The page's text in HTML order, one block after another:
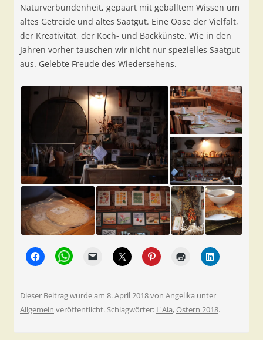
Naturverbundenheit, gepaart mit geballtem Wissen um
altes Getreide und altes Saatgut. Eine Oase der Vielfalt,
der Kreativität, der Koch- und Backkünste. Wie in den
Jahren vorher tauschen wir nicht nur spezielles Saatgut
aus. Gelebte Freude des Wiedersehens.
Dieser Beitrag wurde am 8. April 2018von Angelika unter
Allgemein veröffentlicht. Schlagwörter: L'Aia,Ostern 2018.